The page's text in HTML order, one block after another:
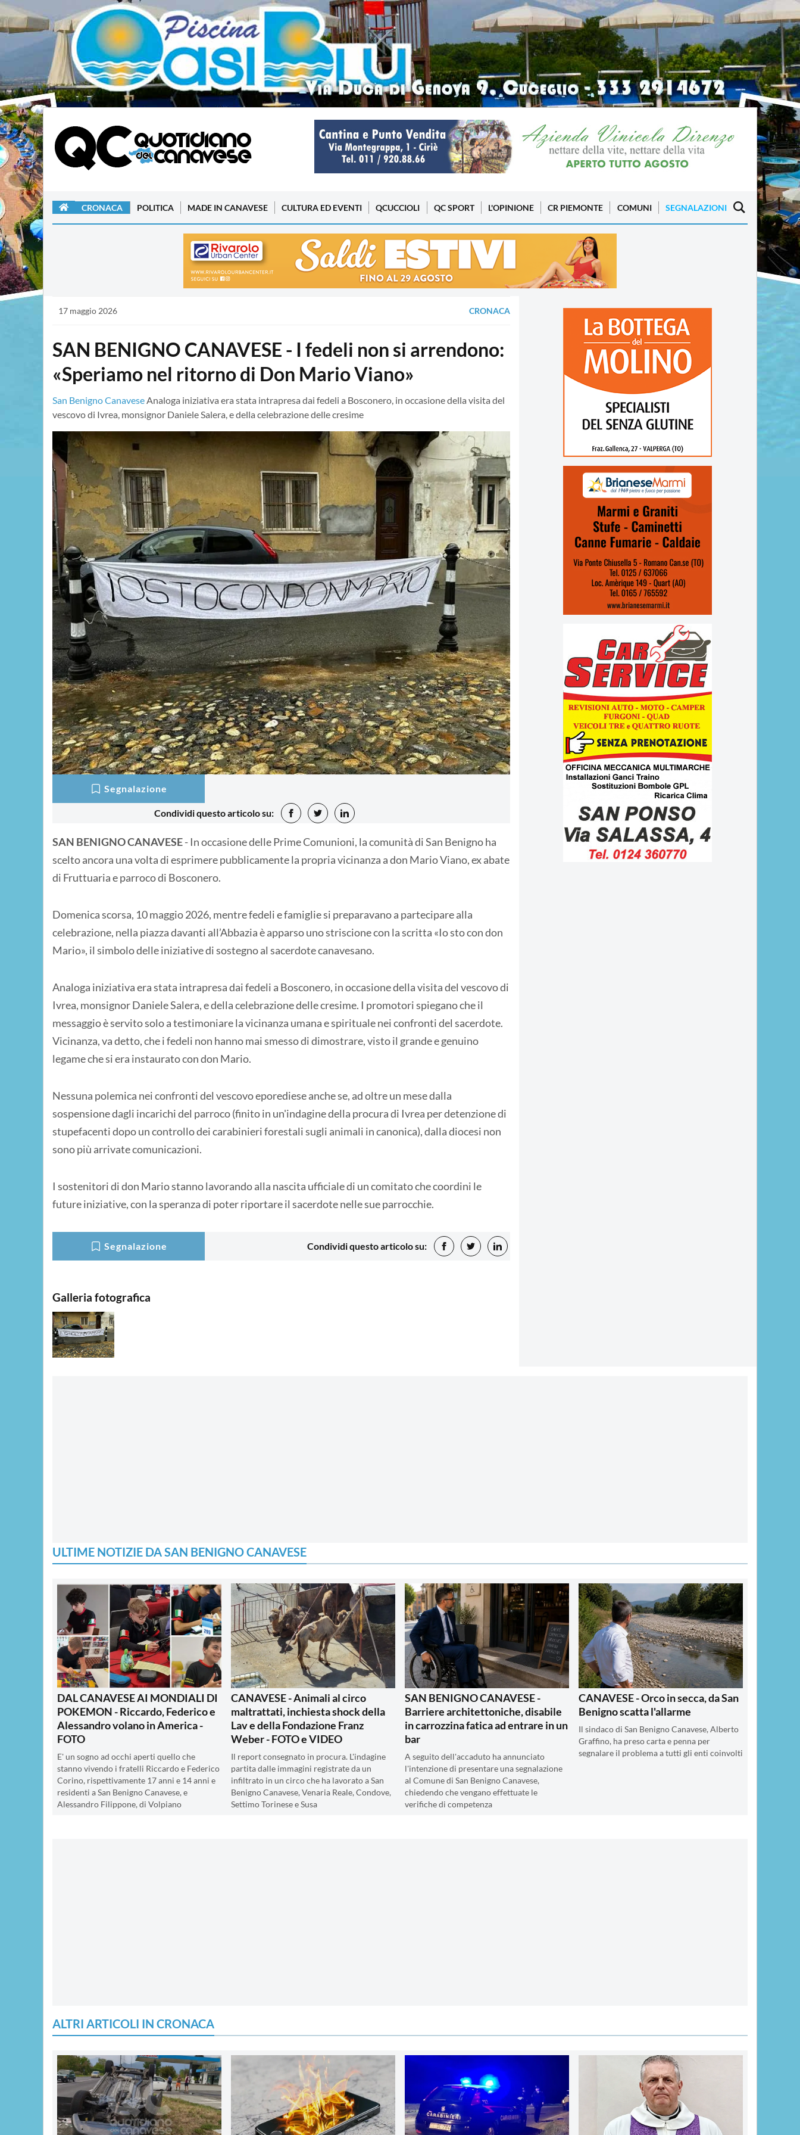
CRONACA POLITICA MADE IN CANAVESE CULTURA ED EVENTI QCUCCIOLI QC SPORT L'OPINIONE CR PIEMONTE COMUNI SEGNALAZIONI
17 maggio 2026 CRONACA
SAN BENIGNO CANAVESE - I fedeli non si arrendono:
«Speriamo nel ritorno di Don Mario Viano»
San Benigno CanaveseAnaloga iniziativa era stata intrapresa dai fedeli a Bosconero, in occasione della visita del
vescovo di Ivrea, monsignor Daniele Salera, e della celebrazione delle cresime
Segnalazione
Condividi questo articolo su:
SAN BENIGNO CANAVESE- In occasione delle Prime Comunioni, la comunità di San Benigno ha
scelto ancora una volta di esprimere pubblicamente la propria vicinanza a don Mario Viano, ex abate
di Fruttuaria e parroco di Bosconero.
Domenica scorsa, 10 maggio 2026, mentre fedeli e famiglie si preparavano a partecipare alla
celebrazione, nella piazza davanti all’Abbazia è apparso uno striscione con la scritta «Io sto con don
Mario», il simbolo delle iniziative di sostegno al sacerdote canavesano.
Analoga iniziativa era stata intrapresa dai fedeli a Bosconero, in occasione della visita del vescovo di
Ivrea, monsignor Daniele Salera, e della celebrazione delle cresime. I promotori spiegano che il
messaggio è servito solo a testimoniare la vicinanza umana e spirituale nei confronti del sacerdote.
Vicinanza, va detto, che i fedeli non hanno mai smesso di dimostrare, visto il grande e genuino
legame che si era instaurato con don Mario.
Nessuna polemica nei confronti del vescovo eporediese anche se, ad oltre un mese dalla
sospensione dagli incarichi del parroco (finito in un'indagine della procura di Ivrea per detenzione di
stupefacenti dopo un controllo dei carabinieri forestali sugli animali in canonica), dalla diocesi non
sono più arrivate comunicazioni.
I sostenitori di don Mario stanno lavorando alla nascita ufficiale di un comitato che coordini le
future iniziative, con la speranza di poter riportare il sacerdote nelle sue parrocchie.
Segnalazione Condividi questo articolo su:
Galleria fotografica
ULTIME NOTIZIE DA SAN BENIGNO CANAVESE
DAL CANAVESE AI MONDIALI DI
POKEMON - Riccardo, Federico e
Alessandro volano in America -
FOTO
E' un sogno ad occhi aperti quello che
stanno vivendo i fratelli Riccardo e Federico
Corino, rispettivamente 17 anni e 14 anni e
residenti a San Benigno Canavese, e
Alessandro Filippone, di Volpiano
CANAVESE - Animali al circo
maltrattati, inchiesta shock della
Lav e della Fondazione Franz
Weber - FOTO e VIDEO
Il report consegnato in procura. L'indagine
partita dalle immagini registrate da un
infiltrato in un circo che ha lavorato a San
Benigno Canavese, Venaria Reale, Condove,
Settimo Torinese e Susa
SAN BENIGNO CANAVESE -
Barriere architettoniche, disabile
in carrozzina fatica ad entrare in un
bar
A seguito dell'accaduto ha annunciato
l'intenzione di presentare una segnalazione
al Comune di San Benigno Canavese,
chiedendo che vengano effettuate le
verifiche di competenza
CANAVESE - Orco in secca, da San
Benigno scatta l'allarme
Il sindaco di San Benigno Canavese, Alberto
Graffino, ha preso carta e penna per
segnalare il problema a tutti gli enti coinvolti
ALTRI ARTICOLI IN CRONACA